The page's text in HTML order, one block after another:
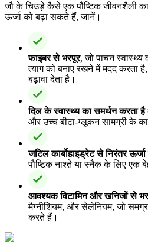
जौ के चिउड़े कैसे एक पौष्टिक जीवनशैली
ऊर्जा को बढ़ा सकते हैं, जानें।
फाइबर से भरपूर, जो पाचन स्वास्थ्य
त्याग को बनाए रखने में मदद करता
बढ़ावा देता है।
दिल के स्वास्थ्य का समर्थन करता है
और उच्च बीटा-ग्लूकन सामग्री के
जटिल कार्बोहाइड्रेट से निरंतर
पौष्टिक नाश्ते या स्नैक के लिए एक
आवश्यक विटामिन और खनिजों से
मैग्नीशियम, और सेलेनियम, जो
करते हैं।